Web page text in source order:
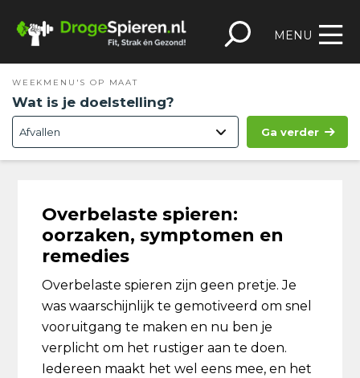
naar
naar
inhoud
naar
sidebar
footer
MENU
WEEKMENU'S OP MAAT
Wat is je doelstelling?
Ga verder
Overbelaste spieren:
oorzaken, symptomen en
remedies
Overbelaste spieren zijn geen pretje. Je
was waarschijnlijk te gemotiveerd om snel
vooruitgang te maken en nu ben je
verplicht om het rustiger aan te doen.
Iedereen maakt het wel eens mee, en het